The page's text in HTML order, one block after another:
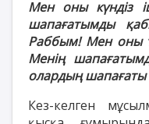
Мен оны күндіз
шапағатымды
Раббым! Мен оны
Менің
олардың шапағаты
Кез-келген